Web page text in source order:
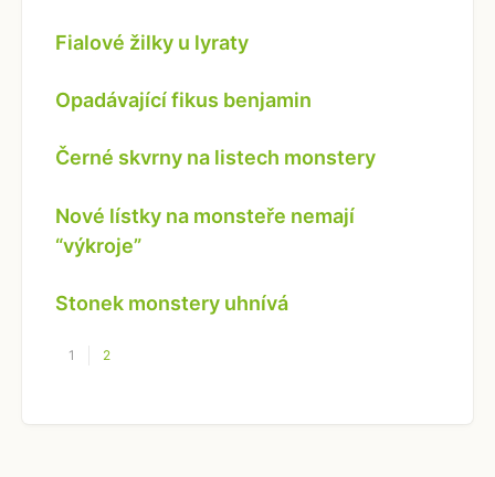
Fialové žilky u lyraty
Opadávající fikus benjamin
Černé skvrny na listech monstery
Nové lístky na monsteře nemají
“výkroje”
Stonek monstery uhnívá
1 2